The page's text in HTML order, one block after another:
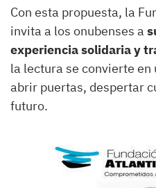
Con esta propuesta, la
invita a los onubenses a
experiencia solidaria y
la lectura se convierte
abrir puertas, despertar
futuro.